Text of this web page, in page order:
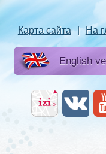
Карта сайта | На
English